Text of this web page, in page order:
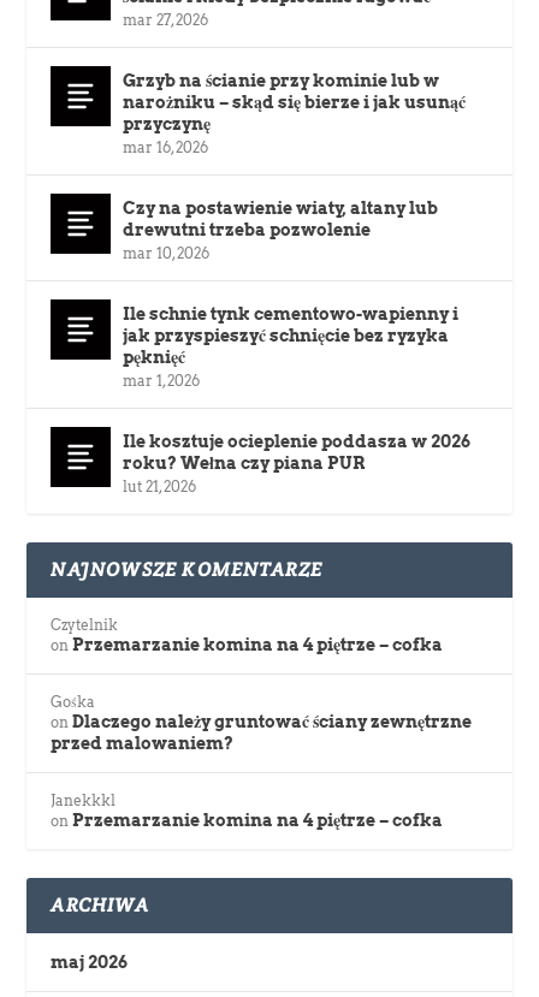
mar 27, 2026
Grzyb na ścianie przy kominie lub w
narożniku – skąd się bierze i jak usunąć
przyczynę
mar 16, 2026
Czy na postawienie wiaty, altany lub
drewutni trzeba pozwolenie
mar 10, 2026
Ile schnie tynk cementowo-wapienny i
jak przyspieszyć schnięcie bez ryzyka
pęknięć
mar 1, 2026
Ile kosztuje ocieplenie poddasza w 2026
roku? Wełna czy piana PUR
lut 21, 2026
NAJNOWSZE KOMENTARZE
Czytelnik
onPrzemarzanie komina na 4 piętrze – cofka
Gośka
onDlaczego należy gruntować ściany zewnętrzne
przed malowaniem?
Janekkkl
onPrzemarzanie komina na 4 piętrze – cofka
ARCHIWA
maj 2026